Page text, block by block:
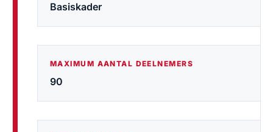
Basiskader
MAXIMUM AANTAL DEELNEMERS
90